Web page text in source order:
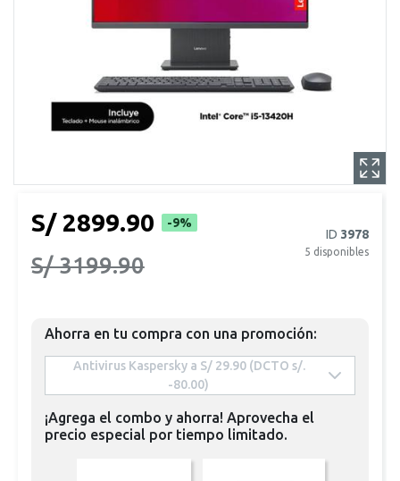
S/ 2899.90 -9%
S/ 3199.90
ID 3978
5 disponibles
Ahorra en tu compra con una promoción:
Antivirus Kaspersky a S/ 29.90 (DCTO s/.
¡Agrega el combo y ahorra! Aprovecha el
precio especial por tiempo limitado.